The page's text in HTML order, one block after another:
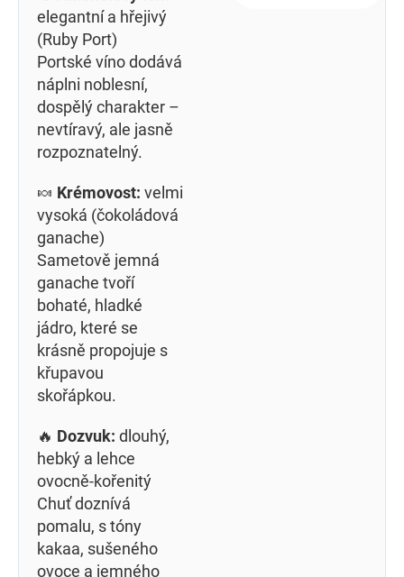
elegantní a hřejivý
(Ruby Port)
Portské víno dodává
náplni noblesní,
dospělý charakter –
nevtíravý, ale jasně
rozpoznatelný.
🍬 Krémovost: velmi
vysoká (čokoládová
ganache)
Sametově jemná
ganache tvoří
bohaté, hladké
jádro, které se
krásně propojuje s
křupavou
skořápkou.
🔥 Dozvuk: dlouhý,
hebký a lehce
ovocně-kořenitý
Chuť doznívá
pomalu, s tóny
kakaa, sušeného
ovoce a jemného